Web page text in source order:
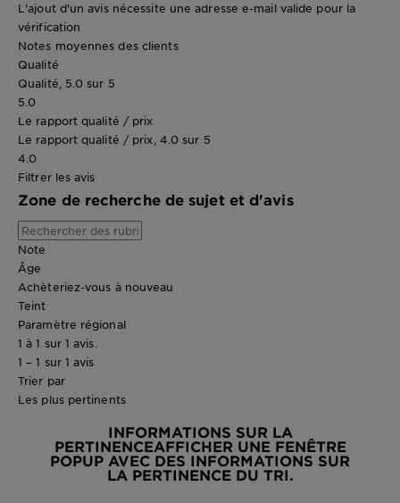
L'ajout d'un avis nécessite une adresse e-mail valide pour la
vérification
Notes moyennes des clients
Qualité
Qualité, 5.0 sur 5
5.0
Le rapport qualité / prix
Le rapport qualité / prix, 4.0 sur 5
4.0
Filtrer les avis
Zone de recherche de sujet et d'avis
Note
Âge
Achèteriez-vous à nouveau
Teint
Paramètre régional
1 à 1 sur 1 avis.
1 – 1 sur 1 avis
Trier par
Les plus pertinents
INFORMATIONS SUR LA
PERTINENCEAFFICHER UNE FENÊTRE
POPUP AVEC DES INFORMATIONS SUR
LA PERTINENCE DU TRI.